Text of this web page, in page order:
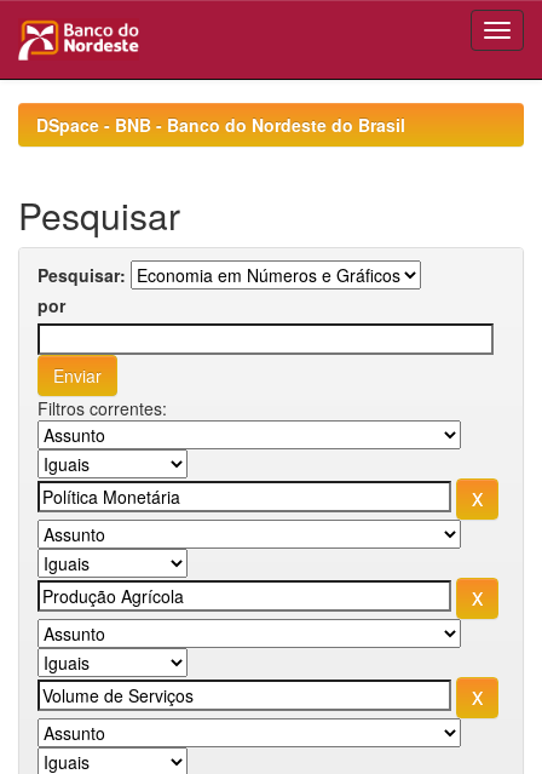
navigationDSpace - BNB - Banco do Nordeste do Brasil
Pesquisar
Pesquisar:
por
Filtros correntes: